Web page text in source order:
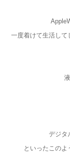
一度着けて生活して
デジタ
といったこのよ